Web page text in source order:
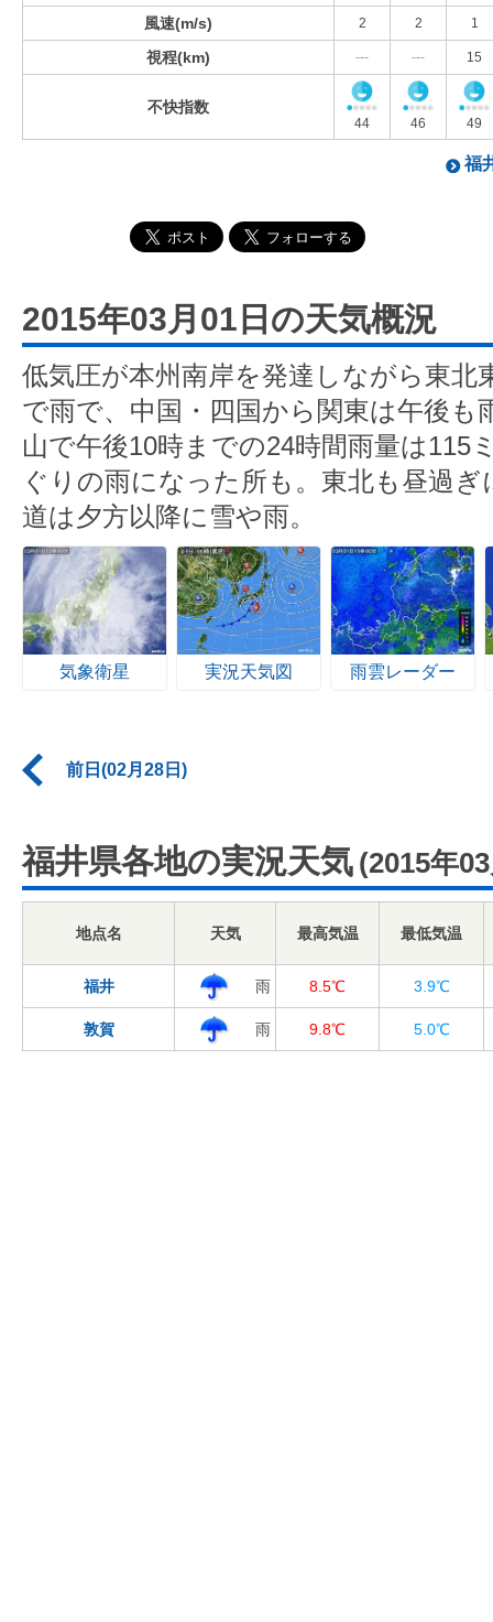
風速(m/s) 2 2 1
視程(km) --- --- 15
不快指数
44 46 49
福
2015年03月01日の天気概況
低気圧が本州南岸を発達しながら東北
で雨で、中国・四国から関東は午後も
山で午後10時までの24時間雨量は115
ぐりの雨になった所も。東北も昼過
道は夕方以降に雪や雨。
気象衛星 実況天気図 雨雲レーダー
前日(02月28日)
福井県各地の実況天気 (2015年
地点名 天気 最高気温 最低気温
福井 雨 8.5℃ 3.9℃
敦賀 雨 9.8℃ 5.0℃